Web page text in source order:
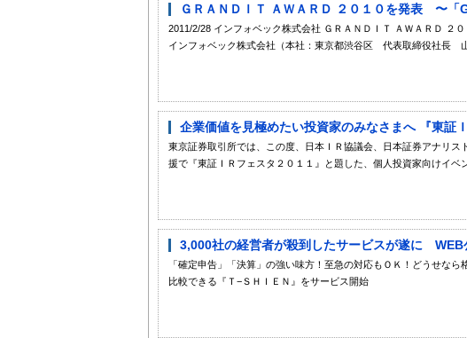
ＧＲＡＮＤＩＴ ＡＷＡＲＤ ２０１０を発表 〜「
2011/2/28 インフォベック株式会社 ＧＲＡＮＤＩＴ ＡＷＡＲＤ
インフォベック株式会社（本社：東京都渋谷区 代表取締役社長
企業価値を見極めたい投資家のみなさまへ 『東証
東京証券取引所では、この度、日本ＩＲ協議会、日本証券アナリ
援で『東証ＩＲフェスタ２０１１』と題した、個人投資家向けイベ
3,000社の経営者が殺到したサービスが遂に WEB
「確定申告」「決算」の強い味方！至急の対応もＯＫ！どうせな
比較できる『Ｔ−ＳＨＩＥＮ』をサービス開始